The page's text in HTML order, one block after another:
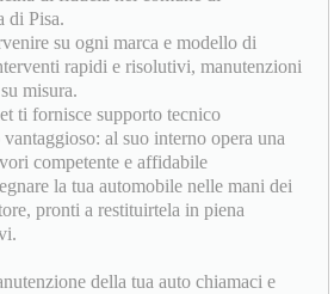
di Pisa.
su ogni marca e modello di
rapidi e risolutivi, manutenzioni
misura.
ti fornisce supporto tecnico
al suo interno opera una
competente e affidabile
la tua automobile nelle mani dei
pronti a restituirtela in piena
della tua auto chiamaci e